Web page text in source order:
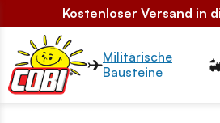
Kostenloser Versand in
Przełącznik
Militärische
Bausteine